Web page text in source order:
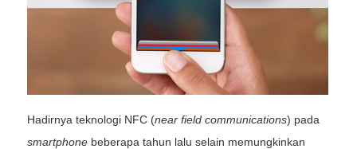
Hadirnya teknologi NFC (near field communications) pada
smartphone beberapa tahun lalu selain memungkinkan